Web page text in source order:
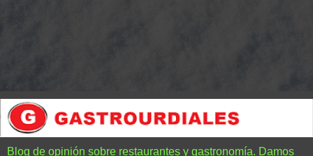
Blog de opinión sobre restaurantes y gastronomía. Damos